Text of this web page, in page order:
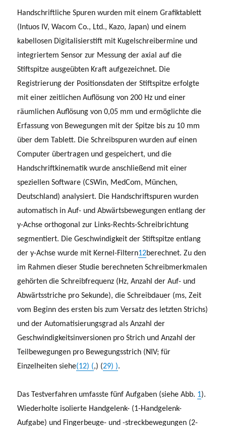
Handschriftliche Spuren wurden mit einem Grafiktablett
(Intuos IV, Wacom Co., Ltd., Kazo, Japan) und einem
kabellosen Digitalisierstift mit Kugelschreibermine und
integriertem Sensor zur Messung der axial auf die
Stiftspitze ausgeübten Kraft aufgezeichnet. Die
Registrierung der Positionsdaten der Stiftspitze erfolgte
mit einer zeitlichen Auflösung von 200 Hz und einer
räumlichen Auflösung von 0,05 mm und ermöglichte die
Erfassung von Bewegungen mit der Spitze bis zu 10 mm
über dem Tablett. Die Schreibspuren wurden auf einen
Computer übertragen und gespeichert, und die
Handschriftkinematik wurde anschließend mit einer
speziellen Software (CSWin, MedCom, München,
Deutschland) analysiert. Die Handschriftspuren wurden
automatisch in Auf- und Abwärtsbewegungen entlang der
y-Achse orthogonal zur Links-Rechts-Schreibrichtung
segmentiert. Die Geschwindigkeit der Stiftspitze entlang
der y-Achse wurde mit Kernel-Filtern12berechnet. Zu den
im Rahmen dieser Studie berechneten Schreibmerkmalen
gehörten die Schreibfrequenz (Hz, Anzahl der Auf- und
Abwärtsstriche pro Sekunde), die Schreibdauer (ms, Zeit
vom Beginn des ersten bis zum Versatz des letzten Strichs)
und der Automatisierungsgrad als Anzahl der
Geschwindigkeitsinversionen pro Strich und Anzahl der
Teilbewegungen pro Bewegungsstrich (NIV; für
Einzelheiten siehe(12) (,) (29) ).
Das Testverfahren umfasste fünf Aufgaben (siehe Abb. 1).
Wiederholte isolierte Handgelenk- (1-Handgelenk-
Aufgabe) und Fingerbeuge- und -streckbewegungen (2-